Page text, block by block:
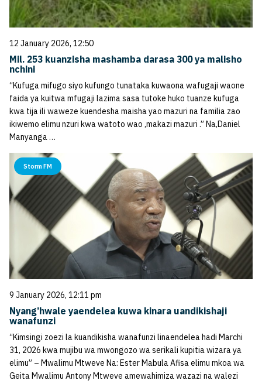
12 January 2026, 12:50
Mil. 253 kuanzisha mashamba darasa 300 ya malisho
nchini
“Kufuga mifugo siyo kufungo tunataka kuwaona wafugaji waone
faida ya kuitwa mfugaji lazima sasa tutoke huko tuanze kufuga
kwa tija ili waweze kuendesha maisha yao mazuri na familia zao
ikiwemo elimu nzuri kwa watoto wao ,makazi mazuri .” Na,Daniel
Manyanga …
Storm FM
9 January 2026, 12:11 pm
Nyang’hwale yaendelea kuwa kinara uandikishaji
wanafunzi
“Kimsingi zoezi la kuandikisha wanafunzi linaendelea hadi Marchi
31, 2026 kwa mujibu wa mwongozo wa serikali kupitia wizara ya
elimu” – Mwalimu Mtweve Na: Ester Mabula Afisa elimu mkoa wa
Geita Mwalimu Antony Mtweve amewahimiza wazazi na walezi